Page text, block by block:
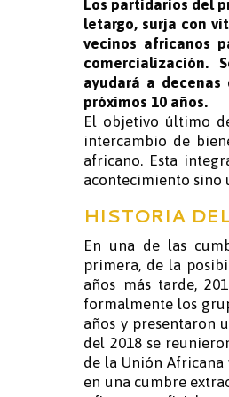
Los partidarios del
letargo, surja con
vecinos africanos
comercialización.
ayudará a
próximos 10 años.
El objetivo último
intercambio de
africano. Esta
acontecimiento sino
HISTORIA
En una de las
primera, de la
años más tarde,
formalmente los
años y presentaron
del 2018 se
de la Unión
en una cumbre